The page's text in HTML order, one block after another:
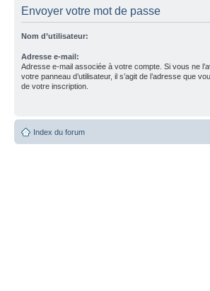
Envoyer votre mot de passe
Nom d’utilisateur:
Adresse e-mail:
Adresse e-mail associée à votre compte. Si vous ne
votre panneau d’utilisateur, il s’agit de l’adresse que
de votre inscription.
Index du forum